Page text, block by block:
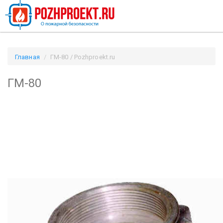
Главная ГМ-80 / Pozhproekt.ru
ГМ-80